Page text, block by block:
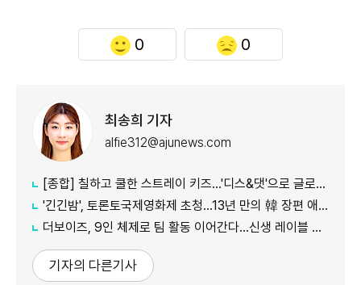
0 0
최송희 기자
alfie312@ajunews.com
[종합] 칠하고 쿨한 스트레이 키즈…'디스&댓'으로 글로벌 질주
'긴긴밤', 토론토국제영화제 초청…13년 만의 韓 장편 애니
더보이즈, 9인 체제로 팀 활동 이어간다…신생 레이블 계약 완료
기자의 다른기사